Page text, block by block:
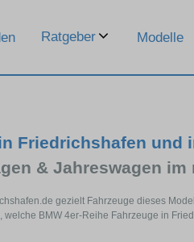
Ratgeber Modelle
Friedrichshafen und
& Jahreswagen
gezielt Fahrzeuge dieses
BMW 4er-Reihe Fahrzeuge in